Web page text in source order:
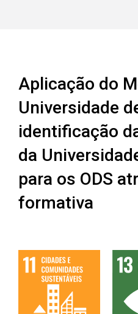
Aplicação do
Universidade
identificação
da
para os ODS
formativa